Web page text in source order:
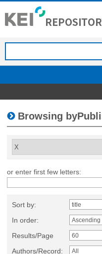
Browsing
or enter first few letters:
Sort by:
In order:
Results/Page
Authors/Record: